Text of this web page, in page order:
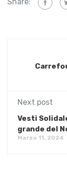
Next post
Vesti
grande del
Marzo 11, 2024